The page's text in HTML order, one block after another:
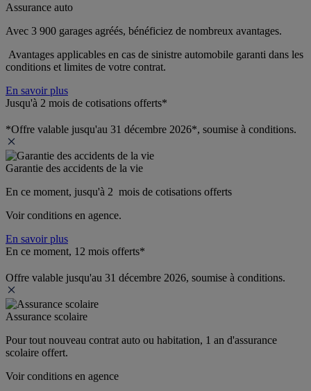
Assurance auto
Avec 3 900 garages agréés, bénéficiez de nombreux avantages.
Avantages applicables en cas de sinistre automobile garanti dans les
conditions et limites de votre contrat.
En savoir plus
Jusqu'à 2 mois de cotisations offerts*
*Offre valable jusqu'au 31 décembre 2026*, soumise à conditions.
Garantie des accidents de la vie
En ce moment, jusqu'à 2  mois de cotisations offerts
Voir conditions en agence.
En savoir plus
En ce moment, 12 mois offerts*
Offre valable jusqu'au 31 décembre 2026, soumise à conditions.
Assurance scolaire
Pour tout nouveau contrat auto ou habitation, 1 an d'assurance
scolaire offert.
Voir conditions en agence